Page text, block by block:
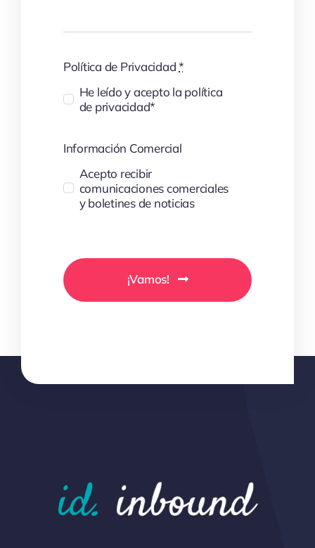
Política de Privacidad*
He leído y acepto la política
de privacidad*
Información Comercial
Acepto recibir
comunicaciones comerciales
y boletines de noticias
¡Vamos!